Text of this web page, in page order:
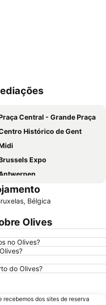
Central - Grande Praça
Histórico de Gent
Expo
Nord - Brussel-Noord
Estádio Rei Baldoíno
Park
Magna
de Balle Flea Market
Bélgica
Olives
no Olives?
do Olives?
recebemos dos sites de reserva